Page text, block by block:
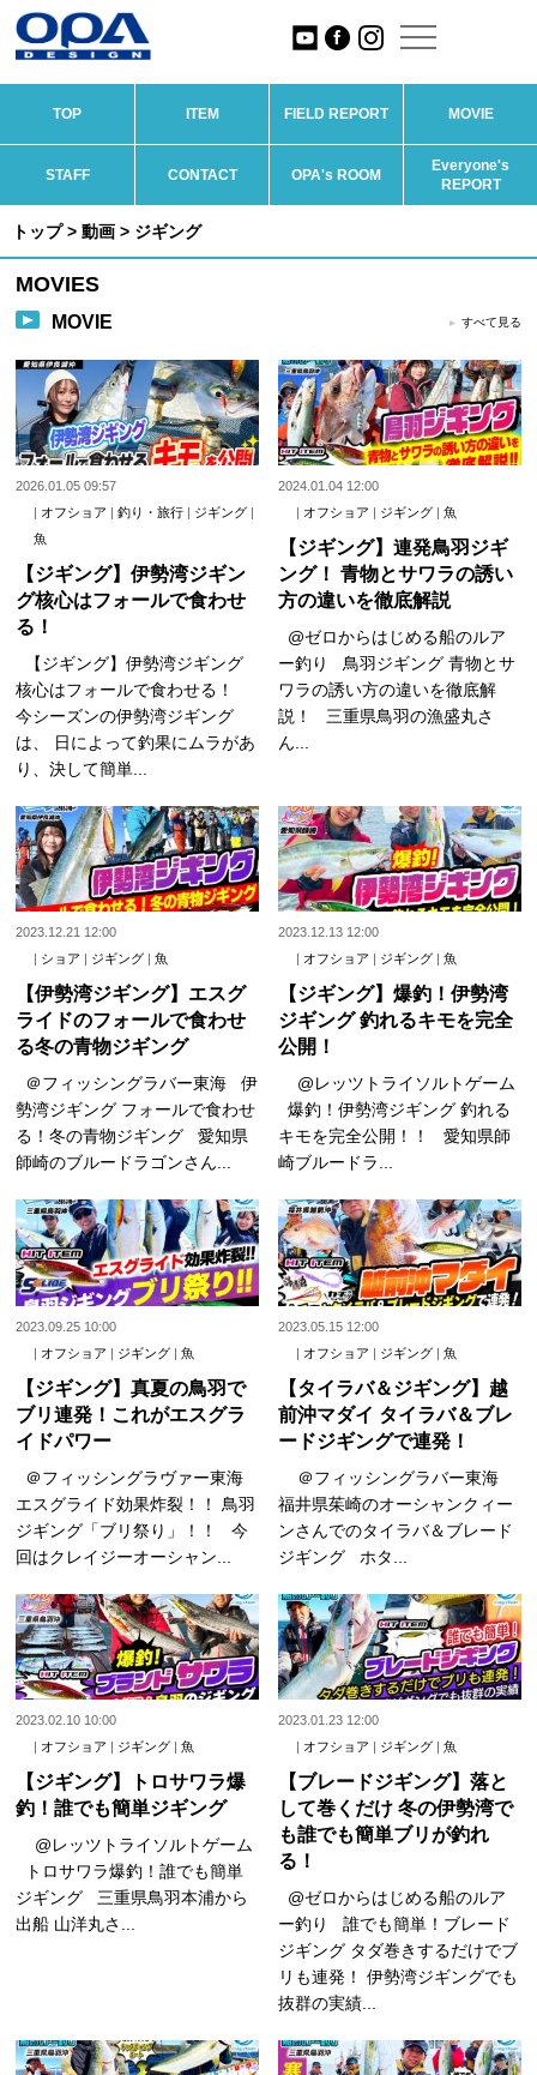
TOP ITEM FIELD REPORT MOVIE
STAFF CONTACT OPA's ROOM
Everyone's
REPORT
トップ> 動画 > ジギング
MOVIES
MOVIE すべて見る
2026.01.05 09:57
| オフショア |釣り・旅行 | ジギング |
魚
【ジギング】伊勢湾ジギン
グ核心はフォールで食わせ
る！
【ジギング】伊勢湾ジギング
核心はフォールで食わせる！
今シーズンの伊勢湾ジギング
は、 日によって釣果にムラがあ
り、決して簡単...
2024.01.04 12:00
| オフショア | ジギング |魚
【ジギング】連発鳥羽ジギ
ング！ 青物とサワラの誘い
方の違いを徹底解説
@ゼロからはじめる船のルア
ー釣り 鳥羽ジギング 青物とサ
ワラの誘い方の違いを徹底解
説！ 三重県鳥羽の漁盛丸さ
ん...
2023.12.21 12:00
ショア ジギング |魚
【伊勢湾ジギング】エスグ
ライドのフォールで食わせ
る冬の青物ジギング
＠フィッシングラバー東海 伊
勢湾ジギング フォールで食わせ
る！冬の青物ジギング 愛知県
師崎のブルードラゴンさん...
2023.12.13 12:00
オフショア ジギング |魚
【ジギング】爆釣！伊勢湾
ジギング 釣れるキモを完全
公開！
@レッツトライソルトゲーム
爆釣！伊勢湾ジギング 釣れる
キモを完全公開！！ 愛知県師
崎ブルードラ...
2023.09.25 10:00
| オフショア | ジギング |魚
【ジギング】真夏の鳥羽で
ブリ連発！これがエスグラ
イドパワー
＠フィッシングラヴァー東海
エスグライド効果炸裂！！ 鳥羽
ジギング「ブリ祭り」！！ 今
回はクレイジーオーシャン...
2023.05.15 12:00
| オフショア | ジギング |魚
【タイラバ＆ジギング】越
前沖マダイ タイラバ＆ブレ
ードジギングで連発！
＠フィッシングラバー東海
福井県茱崎のオーシャンクィー
ンさんでのタイラバ＆ブレード
ジギング ホタ...
2023.02.10 10:00
オフショア ジギング |魚
【ジギング】トロサワラ爆
釣！誰でも簡単ジギング
@レッツトライソルトゲーム
トロサワラ爆釣！誰でも簡単
ジギング 三重県鳥羽本浦から
出船 山洋丸さ...
2023.01.23 12:00
オフショア ジギング |魚
【ブレードジギング】落と
して巻くだけ 冬の伊勢湾で
も誰でも簡単ブリが釣れ
る！
@ゼロからはじめる船のルア
ー釣り 誰でも簡単！ブレード
ジギング タダ巻きするだけでブ
リも連発！ 伊勢湾ジギングでも
抜群の実績...